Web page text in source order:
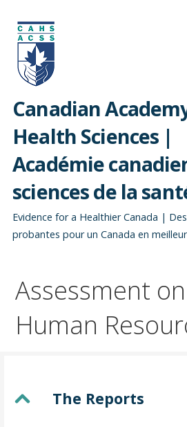
contenu
Canadian
Health Sciences |
Académie
sciences de la
Evidence for a Healthier Canada |
probantes pour un Canada en
Assessment
Human
The Reports